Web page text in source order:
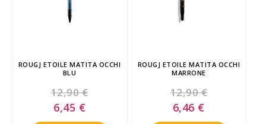
ROUGJ ETOILE MATITA OCCHI
BLU
12,90 €
Special
Price
6,45 €
ROUGJ ETOILE MATITA OCCHI
MARRONE
12,90 €
Special
Price
6,46 €